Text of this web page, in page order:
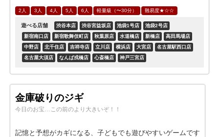
2人 3人 4人 5人 6人 軽量級（〜30分） 難易度★☆☆
遊べる店舗 渋谷本店 渋谷宮益坂店 池袋1号店
池袋2号店
新宿南口店
新宿歌舞伎町店 秋葉原店 水道橋店 新橋店
高田馬場店
中野店
北千住店 吉祥寺店 立川店 横浜店 大宮店
名古屋駅西口店
名古屋大須店
なんば戎橋店 心斎橋店 神戸三宮店
金庫破りのジギ
今日のお宝…この前のより大きいぞ！！
記憶と予想がカギになる、子どもでも遊びやすいゲームです